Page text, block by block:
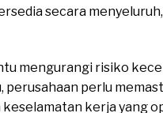
secara
mengurangi risiko
perlu
kerja yang